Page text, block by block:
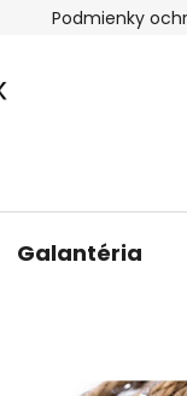
Podmienky
Galantéria